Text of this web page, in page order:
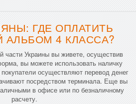
ГДЕ ОПЛАТИТЬ
АЛЬБОМ 4 КЛАССА?
части Украины вы живете, осуществив
вы можете использовать наличку
осуществляют перевод денег
посредством терминала. Еще вы
в офисе или по безналичному
расчету.